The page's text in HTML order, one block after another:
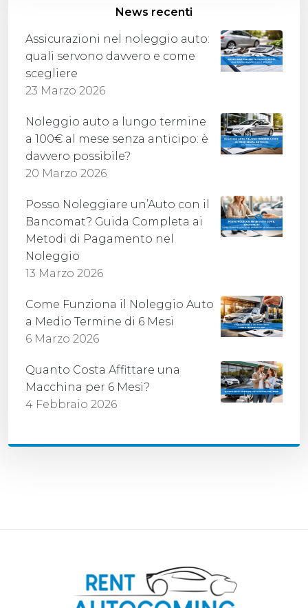
News recenti
Assicurazioni nel noleggio auto:
quali servono davvero e come
scegliere
23 Marzo 2026
Noleggio auto a lungo termine
a 100€ al mese senza anticipo: è
davvero possibile?
20 Marzo 2026
Posso Noleggiare un’Auto con il
Bancomat? Guida Completa ai
Metodi di Pagamento nel
Noleggio
13 Marzo 2026
Come Funziona il Noleggio Auto
a Medio Termine di 6 Mesi
6 Marzo 2026
Quanto Costa Affittare una
Macchina per 6 Mesi?
4 Febbraio 2026